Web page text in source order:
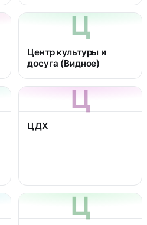
Ц
Центр культуры и
досуга (Видное)
Ц
ЦДХ
Ц